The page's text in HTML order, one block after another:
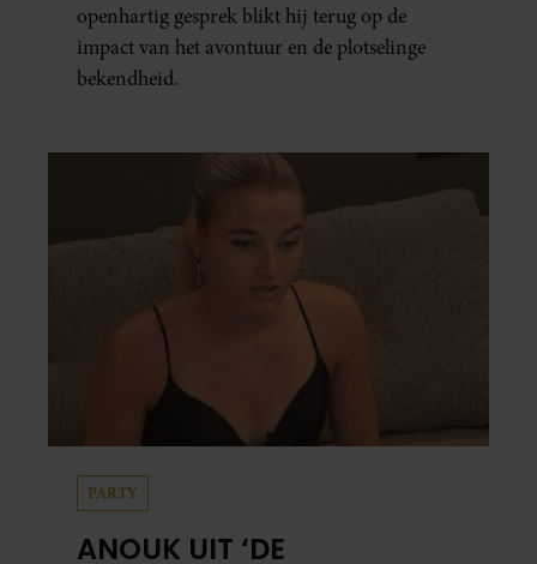
openhartig gesprek blikt hij terug op de
impact van het avontuur en de plotselinge
bekendheid.
PARTY
ANOUK UIT ‘DE